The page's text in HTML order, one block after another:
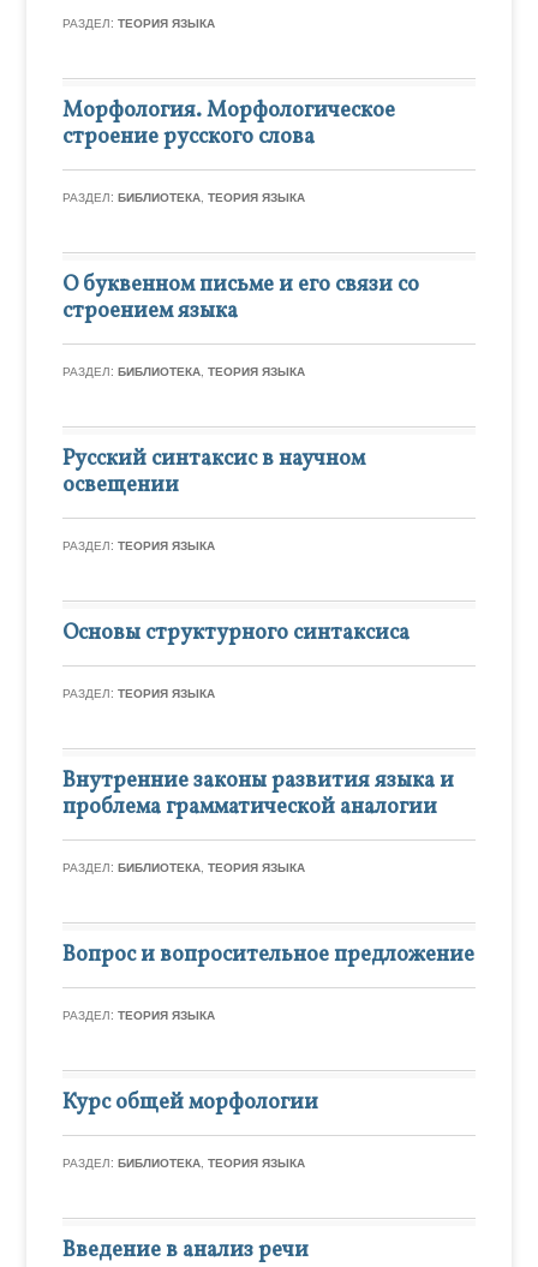
РАЗДЕЛ:ТЕОРИЯ ЯЗЫКА
Морфология. Морфологическое
строение русского слова
РАЗДЕЛ:БИБЛИОТЕКА,ТЕОРИЯ ЯЗЫКА
О буквенном письме и его связи со
строением языка
РАЗДЕЛ:БИБЛИОТЕКА,ТЕОРИЯ ЯЗЫКА
Русский синтаксис в научном
освещении
РАЗДЕЛ:ТЕОРИЯ ЯЗЫКА
Основы структурного синтаксиса
РАЗДЕЛ:ТЕОРИЯ ЯЗЫКА
Внутренние законы развития языка и
проблема грамматической аналогии
РАЗДЕЛ:БИБЛИОТЕКА,ТЕОРИЯ ЯЗЫКА
Вопрос и вопросительное предложение
РАЗДЕЛ:ТЕОРИЯ ЯЗЫКА
Курс общей морфологии
РАЗДЕЛ:БИБЛИОТЕКА,ТЕОРИЯ ЯЗЫКА
Введение в анализ речи